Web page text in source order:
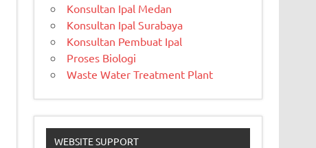
Konsultan Ipal Medan
Konsultan Ipal Surabaya
Konsultan Pembuat Ipal
Proses Biologi
Waste Water Treatment Plant
WEBSITE SUPPORT